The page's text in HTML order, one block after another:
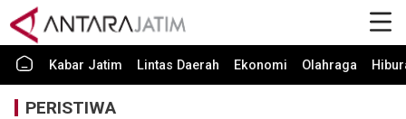
Kabar Jatim Lintas Daerah Ekonomi Olahraga
PERISTIWA